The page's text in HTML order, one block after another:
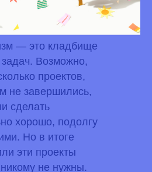
— это кладбище
Возможно,
проектов,
не завершились,
сделать
хорошо, подолгу
Но в итоге
эти проекты
не нужны.